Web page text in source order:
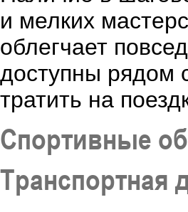
и мелких
облегчает
доступны рядом
тратить на
Спортивные
Транспортная